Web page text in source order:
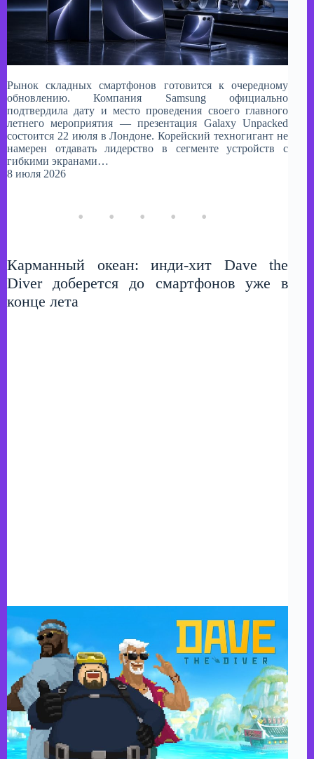
Рынок складных смартфонов готовится к очередному
обновлению. Компания Samsung официально
подтвердила дату и место проведения своего главного
летнего мероприятия — презентация Galaxy Unpacked
состоится 22 июля в Лондоне. Корейский техногигант не
намерен отдавать лидерство в сегменте устройств с
гибкими экранами…
8 июля 2026
Карманный океан: инди-хит Dave the
Diver доберется до смартфонов уже в
конце лета